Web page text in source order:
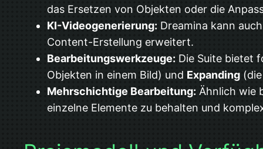
das Ersetzen von Objekten oder die
KI-Videogenerierung: Dreamina kann
Content-Erstellung erweitert.
Bearbeitungswerkzeuge: Die Suite bietet
Objekten in einem Bild) und Expanding
Mehrschichtige Bearbeitung: Ähnlich wie
einzelne Elemente zu behalten und